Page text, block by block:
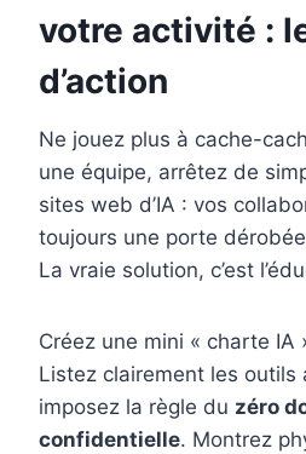
votre activité :
d’action
Ne jouez plus à cache-
une équipe, arrêtez de
sites web d’IA : vos
toujours une porte
La vraie solution, c’est
Créez une mini « charte IA
Listez clairement les outils
imposez la règle du zéro
confidentielle. Montrez